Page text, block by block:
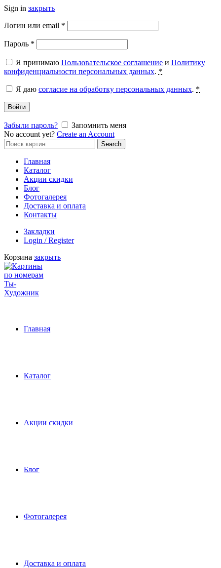
Sign in закрыть
Логин или email *
Пароль *
Я принимаю Пользовательское соглашение и Политику
конфиденциальности персональных данных. *
Я даю согласие на обработку персональных данных. *
Войти
Забыли пароль?
Запомнить меня
No account yet? Create an Account
Search
for:
Search
Главная
Каталог
Акции скидки
Блог
Фотогалерея
Доставка и оплата
Контакты
Закладки
Login / Register
Корзина закрыть
Главная
Каталог
Акции скидки
Блог
Фотогалерея
Доставка и оплата